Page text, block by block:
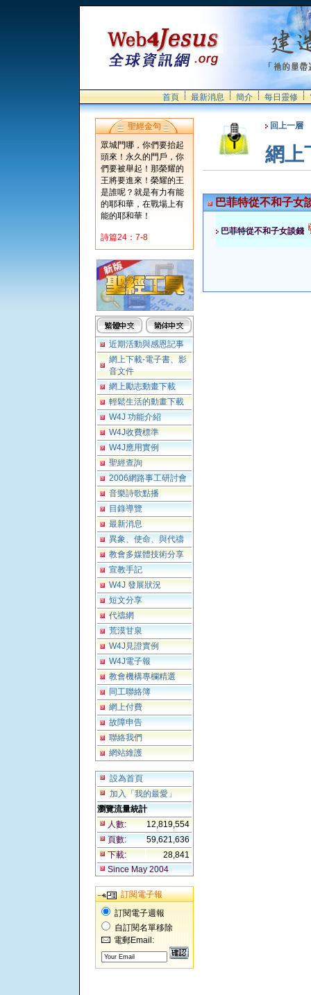
首頁 最新消息 簡介 每日靈修
聖經金句
眾城門哪，你們要抬起
頭來！永久的門戶，你
們要被舉起！那榮耀的
王將要進來！榮耀的王
是誰呢？就是有力有能
的耶和華，在戰場上有
能的耶和華！
詩篇24：7-8
近期活動與感恩記事
網上下載-電子書、影
音文件
網上勵志動畫下載
輕鬆生活的動畫下載
W4J 功能介紹
W4J收費標準
W4J應用實例
聖經查詢
2006網路事工研討會
音樂詩歌點播
目錄導覽
最新消息
異象、使命、與代禱
教會多媒體技術分享
宣教手記
W4J 發展狀況
短文分享
代禱網
荒漠甘泉
W4J見證實例
W4J電子報
教會機構專欄精選
同工聯絡簿
網上付費
故障申告
聯絡我們
網站維護
設為首頁
加入「我的最愛」
瀏覽流量統計
人數:
12,819,554
頁數:
59,621,636
下載:
28,841
Since May 2004
訂閱電子報
訂閱電子週報
自訂閱名單移除
電郵Email:
回上一層
網上
巴菲特從不和子女
巴菲特從不和子女談錢